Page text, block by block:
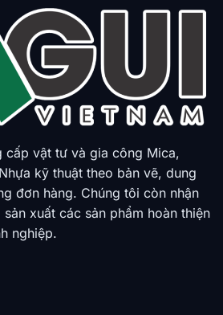
cấp vật tư và gia công Mica,
kỹ thuật theo bản vẽ, dung
đơn hàng. Chúng tôi còn nhận
xuất các sản phẩm hoàn thiện
nghiệp.